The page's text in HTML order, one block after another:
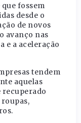
que fossem
desde o
de novos
avanço nas
e a aceleração
tendem
aquelas
recuperado
roupas,